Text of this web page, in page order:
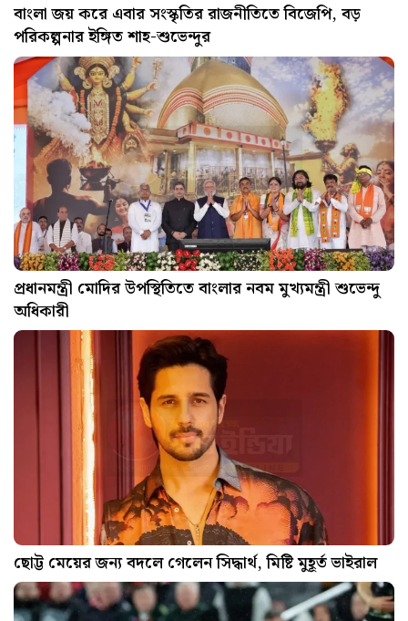
বাংলা জয় করে এবার সংস্কৃতির রাজনীতিতে বিজেপি, বড়
পরিকল্পনার ইঙ্গিত শাহ-শুভেন্দুর
প্রধানমন্ত্রী মোদির উপস্থিতিতে বাংলার নবম মুখ্যমন্ত্রী শুভেন্দু
অধিকারী
ছোট্ট মেয়ের জন্য বদলে গেলেন সিদ্ধার্থ, মিষ্টি মুহূর্ত ভাইরাল